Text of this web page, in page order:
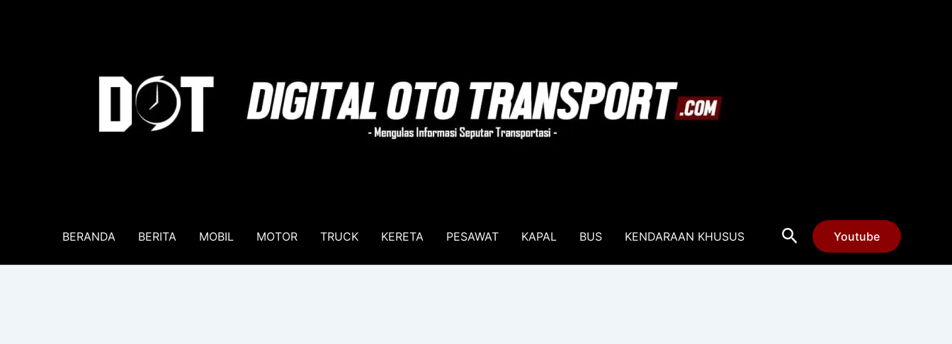
BERANDA BERITA MOBIL MOTOR TRUCK KERETA PESAWAT KAPAL BUS KENDARAAN KHUSUS Cari Youtube